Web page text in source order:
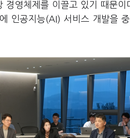
영체제를 이끌고 있기 때문
인공지능(AI) 서비스 개발을